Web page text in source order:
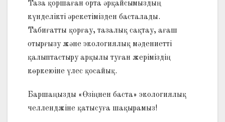
Таза қоршаған орта әрқайсымыздың
күнделікті әрекетімізден басталады.
Табиғатты қорғау, тазалық сақтау, ағаш
отырғызу және экологиялық мәдениетті
қалыптастыру арқылы туған жеріміздің
көркеюіне үлес қосайық.
Баршаңызды «Өзіңнен баста» экологиялық
челленджіне қатысуға шақырамыз!